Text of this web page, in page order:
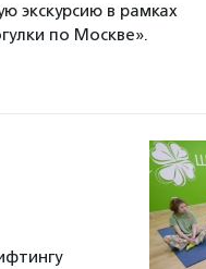
экскурсию в рамках
по Москве».